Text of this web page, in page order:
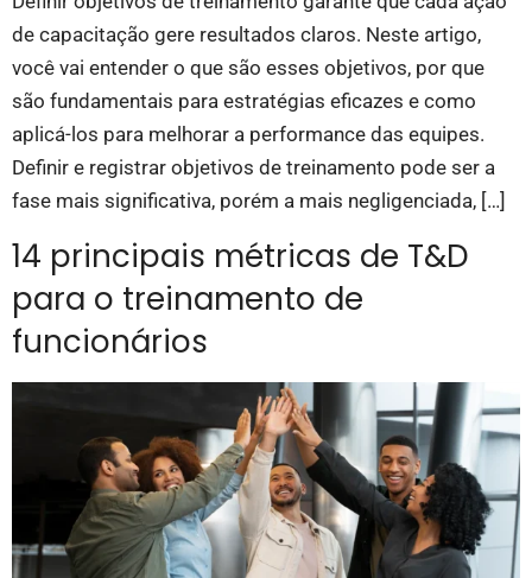
de capacitação gere resultados claros. Neste artigo,
você vai entender o que são esses objetivos, por que
são fundamentais para estratégias eficazes e como
aplicá-los para melhorar a performance das equipes.
Definir e registrar objetivos de treinamento pode ser a
fase mais significativa, porém a mais negligenciada, […]
14 principais métricas de T&D
para o treinamento de
funcionários